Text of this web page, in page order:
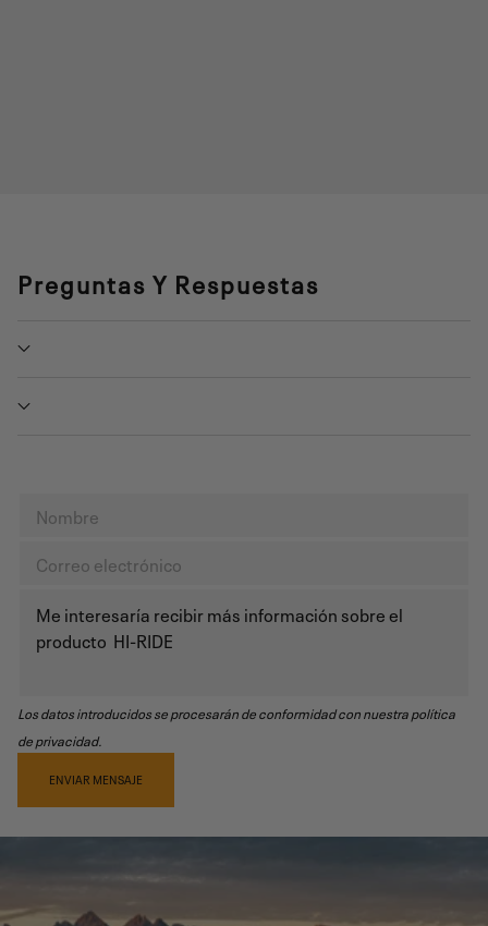
Preguntas Y Respuestas
Los datos introducidos se procesarán de conformidad con nuestra política
de privacidad.
ENVIAR MENSAJE